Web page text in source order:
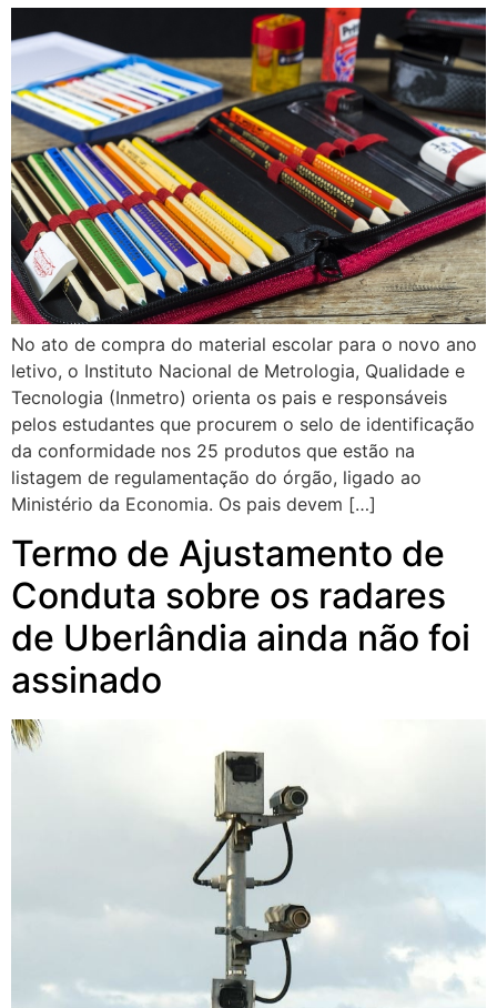
No ato de compra do material escolar para o novo ano
letivo, o Instituto Nacional de Metrologia, Qualidade e
Tecnologia (Inmetro) orienta os pais e responsáveis
pelos estudantes que procurem o selo de identificação
da conformidade nos 25 produtos que estão na
listagem de regulamentação do órgão, ligado ao
Ministério da Economia. Os pais devem […]
Termo de Ajustamento de
Conduta sobre os radares
de Uberlândia ainda não foi
assinado